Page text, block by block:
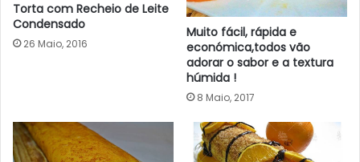
Torta com Recheio de Leite
Condensado
26 Maio, 2016
Muito fácil, rápida e
económica,todos vão
adorar o sabor e a textura
húmida !
8 Maio, 2017